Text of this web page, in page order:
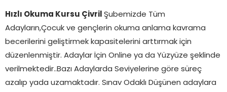
Hızlı Okuma Kursu Çivril Şubemizde Tüm
Adayların,Çocuk ve gençlerin okuma anlama kavrama
becerilerini geliştirmek kapasitelerini arttırmak için
düzenlenmiştir. Adaylar İçin Online ya da Yüzyüze şeklinde
verilmektedir..Bazı Adaylarda Seviyelerine göre süreç
azalıp yada uzamaktadır. Sınav Odaklı Düşünen adaylara